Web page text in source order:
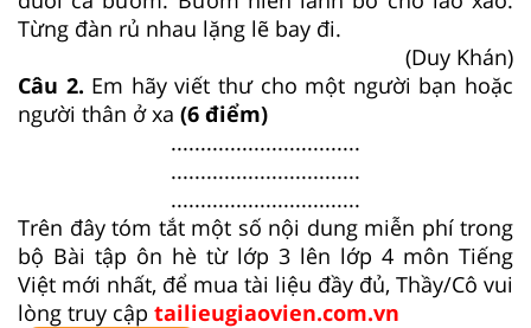
Từng đàn rủ nhau lặng lẽ bay đi.
(Duy Khán)
Câu 2. Em hãy viết thư cho một người bạn hoặc
người thân ở xa (6 điểm)
................................
................................
................................
Trên đây tóm tắt một số nội dung miễn phí trong
bộ Bài tập ôn hè từ lớp 3 lên lớp 4 môn Tiếng
Việt mới nhất, để mua tài liệu đầy đủ, Thầy/Cô vui
lòng truy cập tailieugiaovien.com.vn